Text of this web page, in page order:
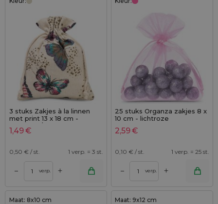
3 stuks Zakjes à la linnen
met print 13 x 18 cm -
natuurlijk / vlinder
1,49€
0,50 € / st. 1 verp. = 3 st.
– verp. +
25 stuks Organza zakjes 8 x
10 cm - lichtroze
2,59€
0,10 € / st. 1 verp. = 25 st.
– verp. +
Maat: 8x10 cm
Maat: 9x12 cm